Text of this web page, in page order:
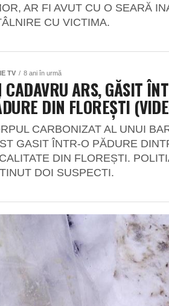
AR FI AVUT CU O SEARĂ
CU VICTIMA.
TV 8 ani în urmă
CADAVRU ARS, GĂSIT
DIN FLOREȘTI
CARBONIZAT AL UNUI
GASIT ÎNTR-O PĂDURE
DIN FLOREȘTI.
DOI SUSPECTI.